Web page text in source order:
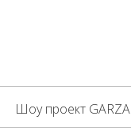
Шоу проект GARZA